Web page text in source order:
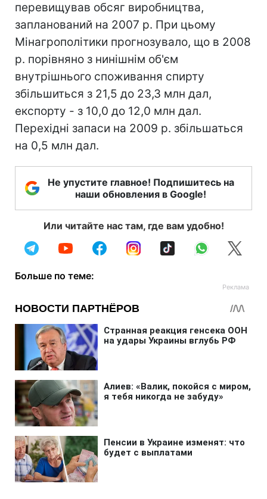
перевищував обсяг виробництва,
запланований на 2007 р. При цьому
Мінагрополітики прогнозувало, що в 2008
р. порівняно з нинішнім об'єм
внутрішнього споживання спирту
збільшиться з 21,5 до 23,3 млн дал,
експорту - з 10,0 до 12,0 млн дал.
Перехідні запаси на 2009 р. збільшаться
на 0,5 млн дал.
Не упустите главное! Подпишитесь на
наши обновления в Google!
Или читайте нас там, где вам удобно!
Больше по теме: